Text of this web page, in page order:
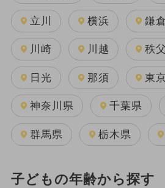
立川 横浜 鎌倉
川崎 川越 秩
日光 那須 東
神奈川県 千葉県
群馬県 栃木県
子どもの年齢から探す